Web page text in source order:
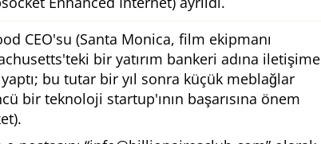
CEO'su (Santa Monica, film ekipmanı
bir yatırım bankeri adına iletişime
yaptı; bu tutar bir yıl sonra küçük meblağlar
bir teknoloji startup'ının başarısına önem